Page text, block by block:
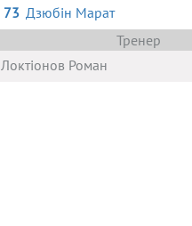
73 Дзюбін Марат
Тренер
Локтіонов Роман